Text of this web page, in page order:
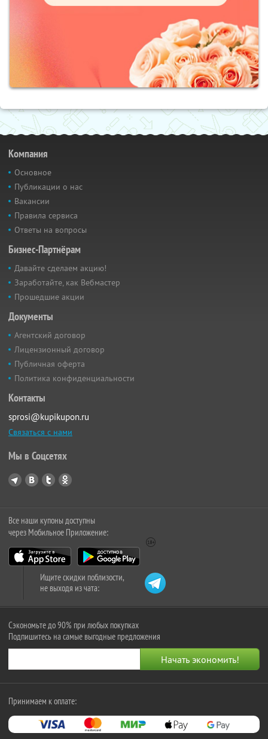
Компания
Основное
Публикации о нас
Вакансии
Правила сервиса
Ответы на вопросы
Бизнес-Партнёрам
Давайте сделаем акцию!
Заработайте, как Вебмастер
Прошедшие акции
Документы
Агентский договор
Лицензионный договор
Публичная оферта
Политика конфиденциальности
Контакты
sprosi@kupikupon.ru
Связаться с нами
Мы в Соцсетях
Все наши купоны доступны
через Мобильное Приложение:
Ищите скидки поблизости,
не выходя из чата:
Сэкономьте до 90% при любых покупках
Подпишитесь на самые выгодные предложения
Принимаем к оплате: